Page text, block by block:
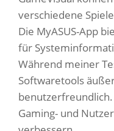
verschiedene
Die MyASUS-App
für
Während meiner
Softwaretools
benutzerfreundlich.
Gaming- und